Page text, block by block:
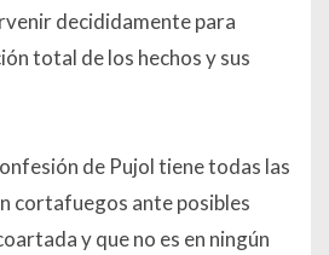
decididamente para
total de los hechos y sus
de Pujol tiene todas las
cortafuegos ante posibles
y que no es en ningún